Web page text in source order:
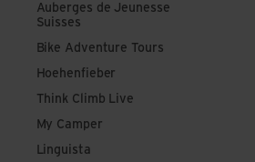
Auberges de Jeunesse
Suisses
Bike Adventure Tours
Hoehenfieber
Think Climb Live
My Camper
Linguista